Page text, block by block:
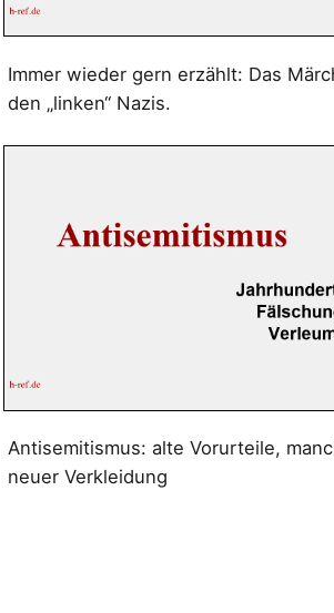
Immer wieder gern erzählt: Das
den „linken“ Nazis.
Antisemitismus: alte Vorurteile,
neuer Verkleidung